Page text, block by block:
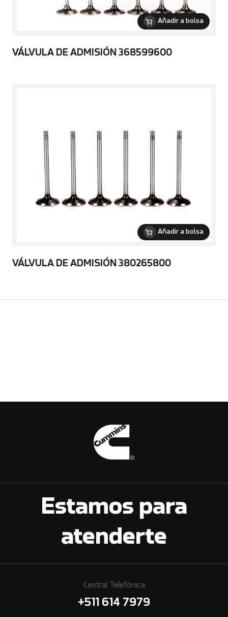
Añadir a bolsa
VÁLVULA DE ADMISIÓN 368599600
Añadir a bolsa
VÁLVULA DE ADMISIÓN 380265800
Estamos para
atenderte
Central Telefónica
+511 614 7979